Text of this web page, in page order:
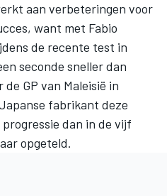
aan verbeteringen voor
want met Fabio
de recente test in
seconde sneller dan
GP van Maleisië in
fabrikant deze
dan in de vijf
opgeteld.